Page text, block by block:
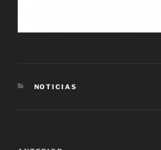
CATEGORÍAS
NOTICIAS
Navegación